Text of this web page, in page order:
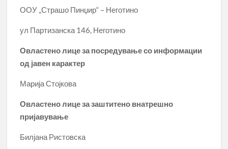
ООУ „Страшо Пинџир“ – Неготино
ул Партизанска 146, Неготино
Овластено лице за посредување со информации
од јавен карактер
Марија Стојкова
Овластено лице за заштитено внатрешно
пријавување
Билјана Ристовска